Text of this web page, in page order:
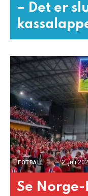
– Det er
FOTBALL 2. juli
Se Norge-